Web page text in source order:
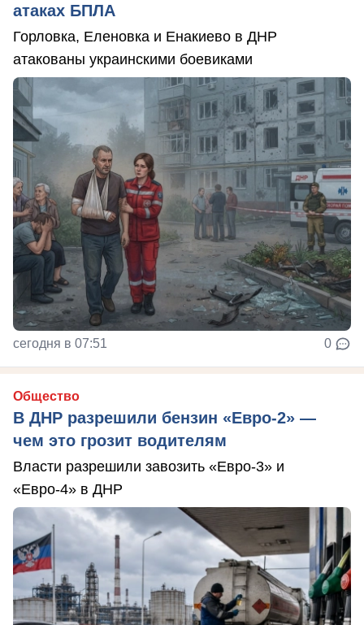
атаках БПЛА
Горловка, Еленовка и Енакиево в ДНР
атакованы украинскими боевиками
сегодня в 07:51 0
Общество
В ДНР разрешили бензин «Евро-2» —
чем это грозит водителям
Власти разрешили завозить «Евро-3» и
«Евро-4» в ДНР